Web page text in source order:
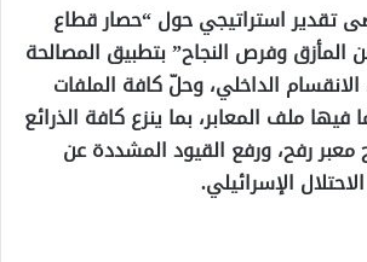
تقدير استراتيجي حول “حصار قطاع
المأزق وفرص النجاح” بتطبيق المصالحة
الداخلي، وحلّ كافة الملفات
فيها ملف المعابر، بما ينزع كافة الذرائع
رفح، ورفع القيود المشددة عن
الإسرائيلي.